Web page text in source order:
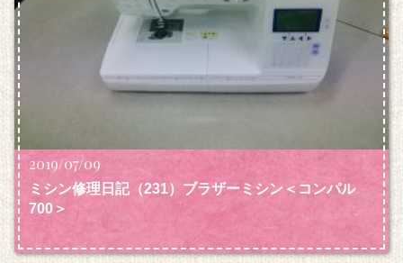
2019/07/09
ミシン修理日記（231）ブラザーミシン＜コンパル
700＞